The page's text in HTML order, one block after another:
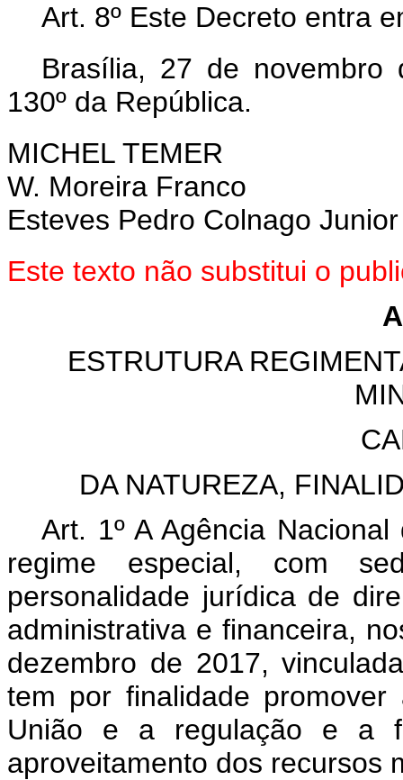
Art. 8º Este Decreto entra
Brasília, 27 de novembro
130º da República.
MICHEL TEMER
W. Moreira Franco
Esteves Pedro Colnago Junior
Este texto não substitui o
ESTRUTURA
DA NATUREZA,
Art. 1º A Agência
regime especial, com
personalidade jurídica de
administrativa e financeira,
dezembro de 2017,
tem por finalidade
União e a regulação e a
aproveitamento dos recursos